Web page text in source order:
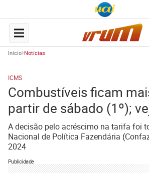
Início Notícias
ICMS
Combustíveis ficam
partir de sábado (1º);
A decisão pelo acréscimo na tarifa foi
Nacional de Política Fazendária
2024
Publicidade